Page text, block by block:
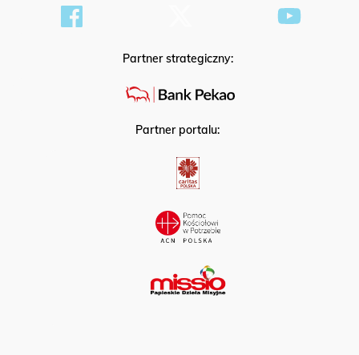
Partner strategiczny:
Partner portalu: